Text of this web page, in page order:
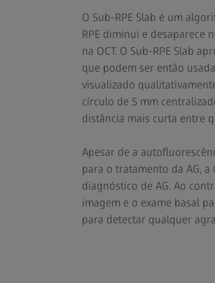
O Sub-RPE Slab é um
RPE diminui e desaparece
na OCT. O Sub-RPE Slab
que podem ser então
visualizado
círculo de 5 mm
distância mais curta entre
Apesar de a
para o tratamento da AG,
diagnóstico de AG. Ao
imagem e o exame basal
para detectar qualquer